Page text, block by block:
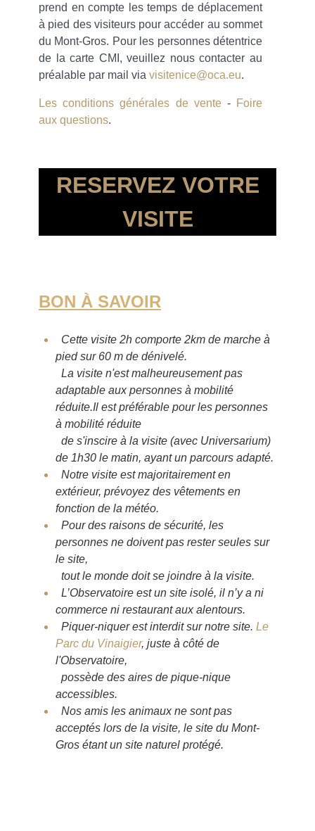
prend en compte les temps de déplacement
à pied des visiteurs pour accéder au sommet
du Mont-Gros. Pour les personnes détentrice
de la carte CMI, veuillez nous contacter au
préalable par mail via visitenice@oca.eu.
Les conditions générales de vente- Foire
aux questions.
RESERVEZ VOTRE
VISITE
BON À SAVOIR
Cette visite 2h comporte 2km de marche à
pied sur 60 m de dénivelé.
La visite n'est malheureusement pas
adaptable aux personnes à mobilité
réduite.Il est préférable pour les personnes
à mobilité réduite
de s'inscire à la visite (avec Universarium)
de 1h30 le matin, ayant un parcours adapté.
Notre visite est majoritairement en
extérieur, prévoyez des vêtements en
fonction de la météo.
Pour des raisons de sécurité, les
personnes ne doivent pas rester seules sur
le site,
tout le monde doit se joindre à la visite.
L’Observatoire est un site isolé, il n’y a ni
commerce ni restaurant aux alentours.
Piquer-niquer est interdit sur notre site. Le
Parc du Vinaigier, juste à côté de
l'Observatoire,
possède des aires de pique-nique
accessibles.
Nos amis les animaux ne sont pas
acceptés lors de la visite, le site du Mont-
Gros étant un site naturel protégé.